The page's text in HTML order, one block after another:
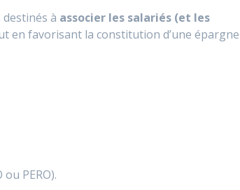
à associer les salariés (et les
en favorisant la constitution d’une épargne
ou PERO).